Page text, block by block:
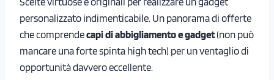
personalizzato indimenticabile. Un panorama di offerte
che comprendecapi di abbigliamento e gadget(non può
mancare una forte spinta high tech) per un ventaglio di
opportunità davvero eccellente.